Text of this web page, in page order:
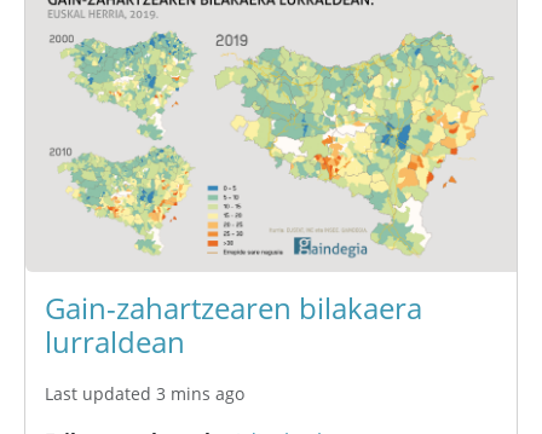
Gain-zahartzearen bilakaera
lurraldean
Last updated 3 mins ago